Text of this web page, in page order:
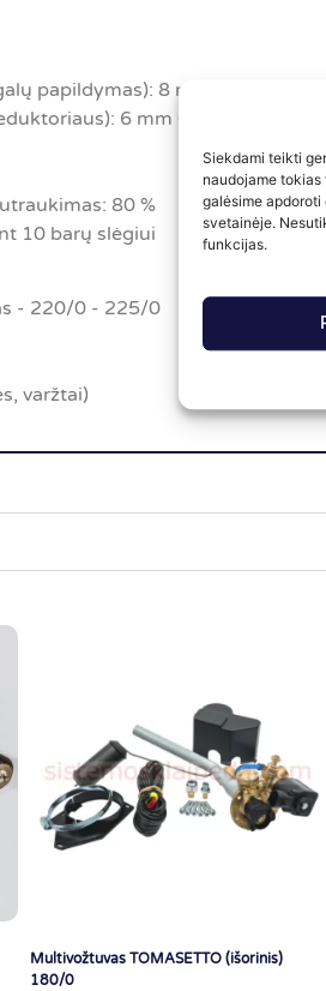
Siekdami teikti
naudojame
galėsime apdoroti
svetainėje.
funkcijas.
papildymas): 8 mm (G1/4)
6 mm (M10X1)
80 %
10 barų slėgiui
- 220/0 - 225/0
varžtai)
Multivožtuvas TOMASETTO (išorinis)
180/0